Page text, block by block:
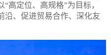
高定位、高规格”为目标，
沿、促进贸易合作、深化友